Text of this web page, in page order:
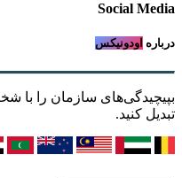
Social Media
درباره اودونیکس
بپیچیدگی‌های سازمان را با
تبدیل کنید.